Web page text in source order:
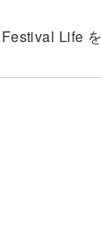
Festival Life